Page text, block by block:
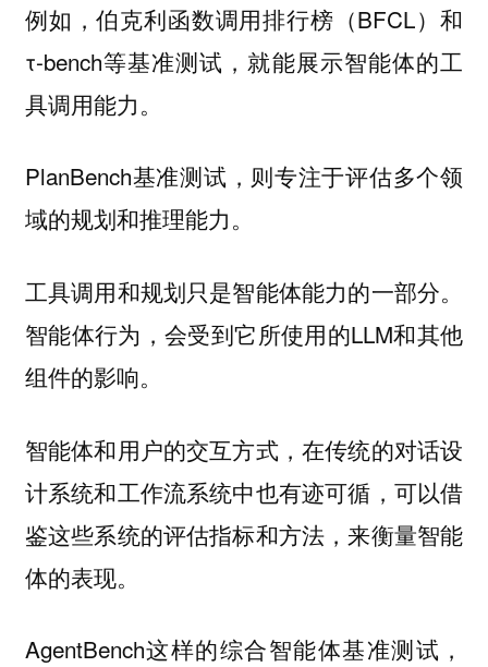
例如，伯克利函数调用排行榜（BFCL）和
τ-bench等基准测试，就能展示智能体的工
具调用能力。
PlanBench基准测试，则专注于评估多个领
域的规划和推理能力。
工具调用和规划只是智能体能力的一部分。
智能体行为，会受到它所使用的LLM和其他
组件的影响。
智能体和用户的交互方式，在传统的对话设
计系统和工作流系统中也有迹可循，可以借
鉴这些系统的评估指标和方法，来衡量智能
体的表现。
AgentBench这样的综合智能体基准测试，